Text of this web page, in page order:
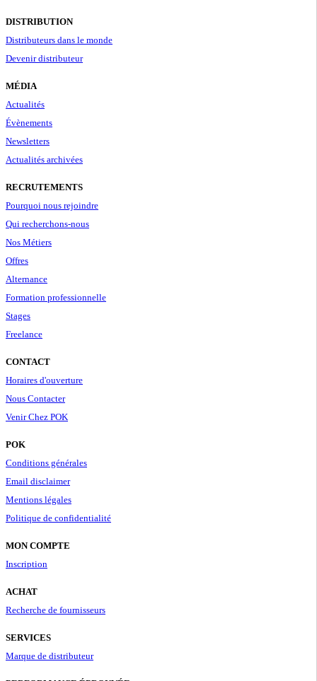
DISTRIBUTION
Distributeurs dans le monde
Devenir distributeur
MÉDIA
Actualités
Évènements
Newsletters
Actualités archivées
RECRUTEMENTS
Pourquoi nous rejoindre
Qui recherchons-nous
Nos Métiers
Offres
Alternance
Formation professionnelle
Stages
Freelance
CONTACT
Horaires d'ouverture
Nous Contacter
Venir Chez POK
POK
Conditions générales
Email disclaimer
Mentions légales
Politique de confidentialité
MON COMPTE
Inscription
ACHAT
Recherche de fournisseurs
SERVICES
Marque de distributeur